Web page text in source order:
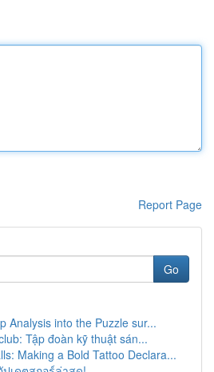
Report Page
Go
Analysis into the Puzzle sur...
Tập đoàn kỹ thuật sán...
Making a Bold Tattoo Declara...